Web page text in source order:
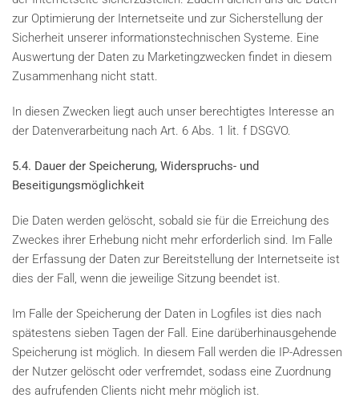
zur Optimierung der Internetseite und zur Sicherstellung der
Sicherheit unserer informationstechnischen Systeme. Eine
Auswertung der Daten zu Marketingzwecken findet in diesem
Zusammenhang nicht statt.
In diesen Zwecken liegt auch unser berechtigtes Interesse an
der Datenverarbeitung nach Art. 6 Abs. 1 lit. f DSGVO.
5.4. Dauer der Speicherung, Widerspruchs- und
Beseitigungsmöglichkeit
Die Daten werden gelöscht, sobald sie für die Erreichung des
Zweckes ihrer Erhebung nicht mehr erforderlich sind. Im Falle
der Erfassung der Daten zur Bereitstellung der Internetseite ist
dies der Fall, wenn die jeweilige Sitzung beendet ist.
Im Falle der Speicherung der Daten in Logfiles ist dies nach
spätestens sieben Tagen der Fall. Eine darüberhinausgehende
Speicherung ist möglich. In diesem Fall werden die IP-Adressen
der Nutzer gelöscht oder verfremdet, sodass eine Zuordnung
des aufrufenden Clients nicht mehr möglich ist.